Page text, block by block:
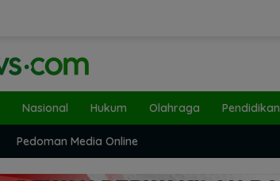
Nasional Hukum Olahraga Pendidikan
Pedoman Media Online